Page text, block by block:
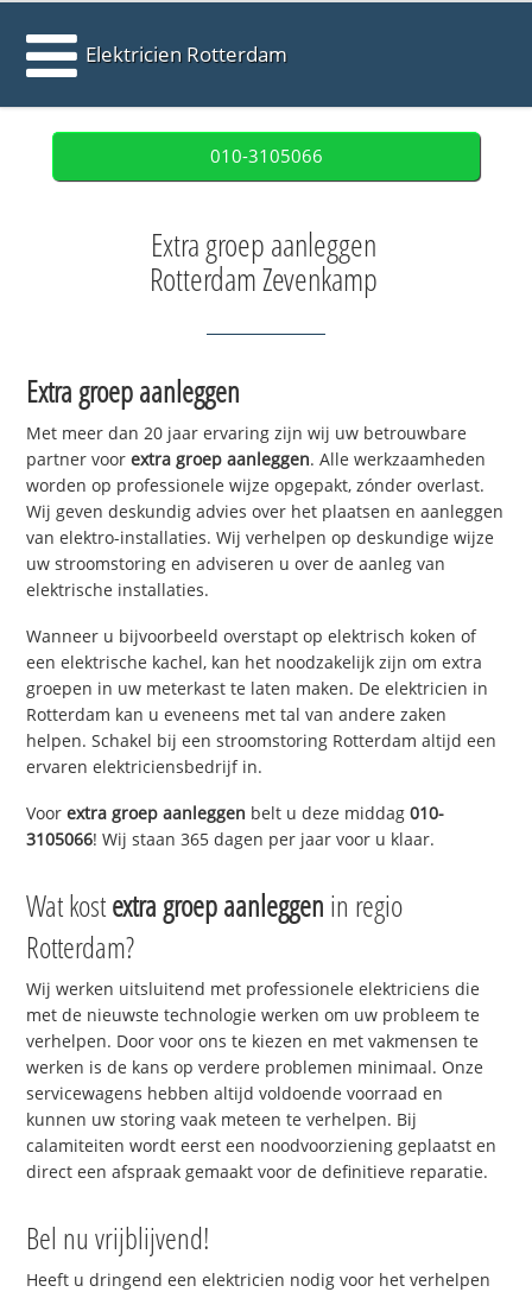
Elektricien Rotterdam
010-3105066
Extra groep aanleggen
Rotterdam Zevenkamp
Extra groep aanleggen
Met meer dan 20 jaar ervaring zijn wij uw betrouwbare
partner voorextra groep aanleggen. Alle werkzaamheden
worden op professionele wijze opgepakt, zónder overlast.
Wij geven deskundig advies over het plaatsen en aanleggen
van elektro-installaties. Wij verhelpen op deskundige wijze
uw stroomstoring en adviseren u over de aanleg van
elektrische installaties.
Wanneer u bijvoorbeeld overstapt op elektrisch koken of
een elektrische kachel, kan het noodzakelijk zijn om extra
groepen in uw meterkast te laten maken. De elektricien in
Rotterdam kan u eveneens met tal van andere zaken
helpen. Schakel bij een stroomstoring Rotterdam altijd een
ervaren elektriciensbedrijf in.
Voorextra groep aanleggen belt u deze middag010-
3105066! Wij staan 365 dagen per jaar voor u klaar.
Wat kostextra groep aanleggen in regio
Rotterdam?
Wij werken uitsluitend met professionele elektriciens die
met de nieuwste technologie werken om uw probleem te
verhelpen. Door voor ons te kiezen en met vakmensen te
werken is de kans op verdere problemen minimaal. Onze
servicewagens hebben altijd voldoende voorraad en
kunnen uw storing vaak meteen te verhelpen. Bij
calamiteiten wordt eerst een noodvoorziening geplaatst en
direct een afspraak gemaakt voor de definitieve reparatie.
Bel nu vrijblijvend!
Heeft u dringend een elektricien nodig voor het verhelpen